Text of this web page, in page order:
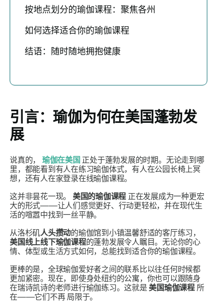
按地点划分的瑜伽课程：聚焦各州
如何选择适合你的瑜伽课程
结语：随时随地拥抱健康
引言：瑜伽为何在美国蓬勃发
展
说真的， 瑜伽在美国 正处于蓬勃发展的时期。无论走到哪
里，都能看到有人在练习瑜伽体式，有人在公园长椅上冥
想，还有人在家登录在线瑜伽课程。
这并非昙花一现。 美国的瑜伽课程 正在发展成为一种更宏
大的形式——让人们感觉更好、行动更轻松，并在现代生
活的喧嚣中找到一丝平静。
从洛杉矶人头攒动的瑜伽馆到小镇温馨舒适的客厅练习，
美国线上线下瑜伽课程的蓬勃发展令人瞩目。无论你的心
情、体型或生活方式如何，总能找到适合你的瑜伽课程。
更棒的是，全球瑜伽爱好者之间的联系比以往任何时候都
更加紧密。现在，即使身处纽约的公寓，你也可以跟随身
在瑞诗凯诗的老师进行瑜伽练习。这就是 美国瑜伽课程 所
在——它们不再 局限于。